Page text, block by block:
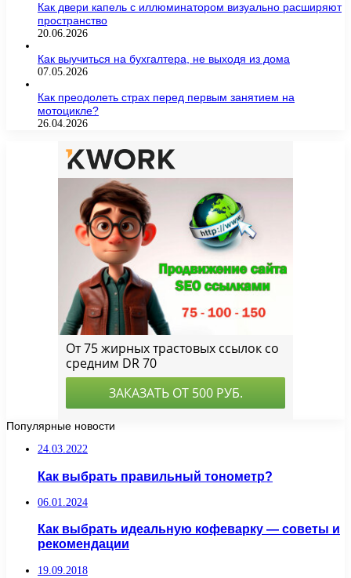
Как двери капель с иллюминатором визуально расширяют
пространство
20.06.2026
Как выучиться на бухгалтера, не выходя из дома
07.05.2026
Как преодолеть страх перед первым занятием на
мотоцикле?
26.04.2026
Популярные новости
24.03.2022
Как выбрать правильный тонометр?
06.01.2024
Как выбрать идеальную кофеварку — советы и
рекомендации
19.09.2018